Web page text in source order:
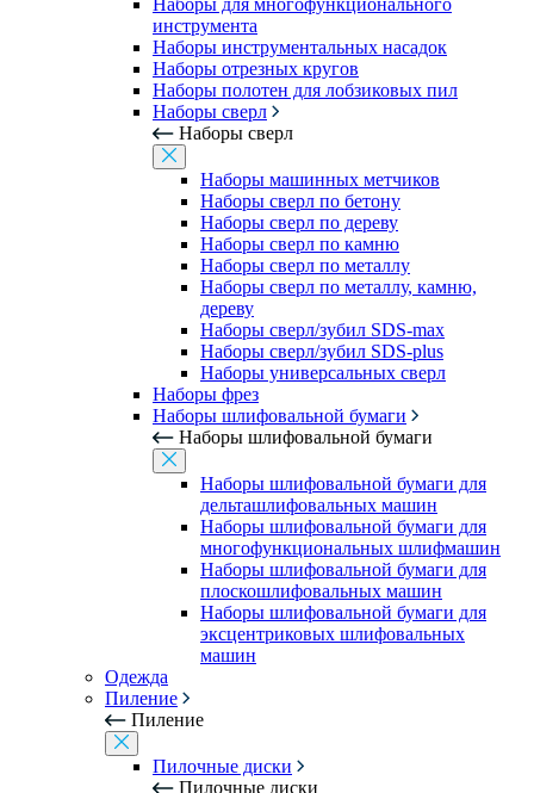
Наборы для многофункционального
инструмента
Наборы инструментальных насадок
Наборы отрезных кругов
Наборы полотен для лобзиковых пил
Наборы сверл
Наборы сверл
Наборы машинных метчиков
Наборы сверл по бетону
Наборы сверл по дереву
Наборы сверл по камню
Наборы сверл по металлу
Наборы сверл по металлу, камню,
дереву
Наборы сверл/зубил SDS-max
Наборы сверл/зубил SDS-plus
Наборы универсальных сверл
Наборы фрез
Наборы шлифовальной бумаги
Наборы шлифовальной бумаги
Наборы шлифовальной бумаги для
дельташлифовальных машин
Наборы шлифовальной бумаги для
многофункциональных шлифмашин
Наборы шлифовальной бумаги для
плоскошлифовальных машин
Наборы шлифовальной бумаги для
эксцентриковых шлифовальных
машин
Одежда
Пиление
Пиление
Пилочные диски
Пилочные диски